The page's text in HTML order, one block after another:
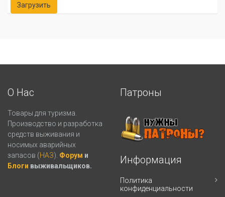
О Нас
Товары для туризма.
Производство и разработка
средств выживания и
носимых аварийных
запасов (НАЗ). Форум и
Блоги выживальщиков.
Патроны
Информация
Политика
конфиденциальности